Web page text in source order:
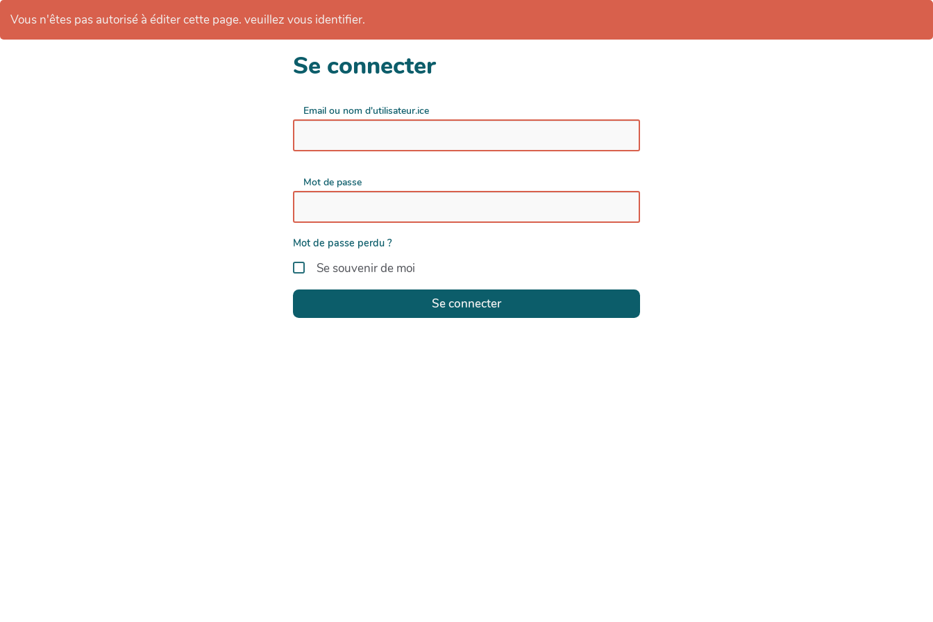
Vous n'êtes pas autorisé à éditer cette page. veuillez vous identifier.
Se connecter
Email ou nom d'utilisateur.ice
Mot de passe
Mot de passe perdu ?
Se souvenir de moi
Se connecter